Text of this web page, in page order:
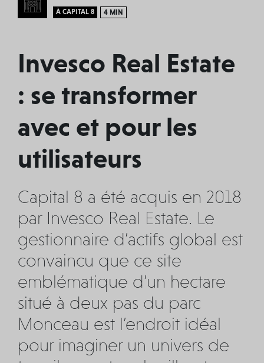
À CAPITAL 8 4 MIN
Invesco Real Estate
: se transformer
avec et pour les
utilisateurs
Capital 8 a été acquis en 2018
par Invesco Real Estate. Le
gestionnaire d’actifs global est
convaincu que ce site
emblématique d’un hectare
situé à deux pas du parc
Monceau est l’endroit idéal
pour imaginer un univers de